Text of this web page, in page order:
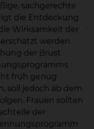
sachgerechte
die Entdeckung
Wirksamkeit der
werden
der Brust
früh genug
soll jedoch ab dem
Frauen sollten
der